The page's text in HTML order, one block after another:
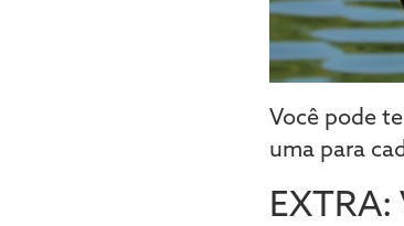
Você pode
uma para